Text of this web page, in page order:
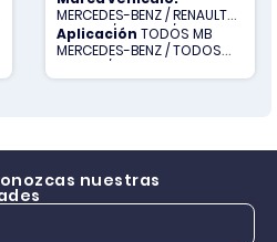
MERCEDES-BENZ / RENAULT
TRUCKS / SCANIA / TODOS
OTROS / VOLVO
Aplicación TODOS MB
MERCEDES-BENZ / TODOS
OTROS / TODOS R RENAULT
TRUCKS / TODOS S SCANIA /
nuestras